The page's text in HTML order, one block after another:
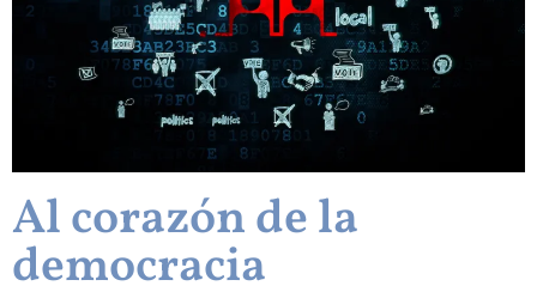
Al corazón de la
democracia